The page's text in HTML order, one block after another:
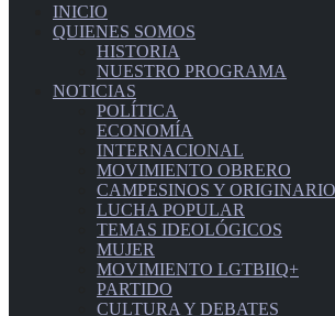
INICIO
QUIENES SOMOS
HISTORIA
NUESTRO PROGRAMA
NOTICIAS
POLÍTICA
ECONOMÍA
INTERNACIONAL
MOVIMIENTO OBRERO
CAMPESINOS Y
LUCHA POPULAR
TEMAS IDEOLÓGICOS
MUJER
MOVIMIENTO LGTBIIQ+
PARTIDO
CULTURA Y DEBATES